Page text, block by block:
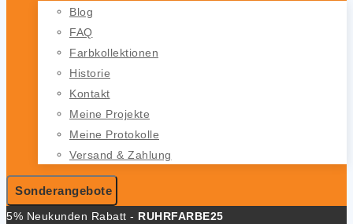
Blog
FAQ
Farbkollektionen
Historie
Kontakt
Meine Projekte
Meine Protokolle
Versand & Zahlung
Sonderangebote
5% Neukunden Rabatt - RUHRFARBE25